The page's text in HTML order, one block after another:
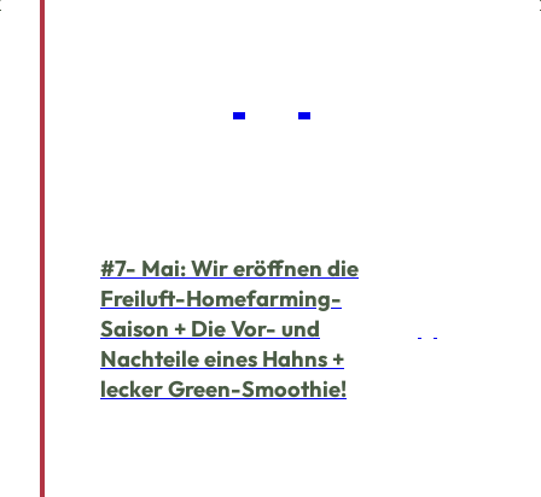
#7- Mai: Wir eröffnen die
Freiluft-Homefarming-
Saison + Die Vor- und
Nachteile eines Hahns +
lecker Green-Smoothie!